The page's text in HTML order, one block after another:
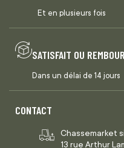
Et en plusieurs fois
SATISFAIT OU
Dans un délai de 14 jours
CONTACT
Chassemarket
13 rue Arthur